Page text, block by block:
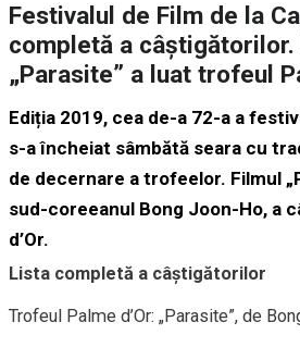
Festivalul de Film de la
completă a câștigătorilor.
„Parasite” a luat trofeul
Ediția 2019, cea de-a 72-a a
s-a încheiat sâmbătă seara cu
de decernare a trofeelor. Filmul
sud-coreeanul Bong Joon-Ho, a
d’Or.
Lista completă a câștigătorilor
Trofeul Palme d’Or: „Parasite”, de